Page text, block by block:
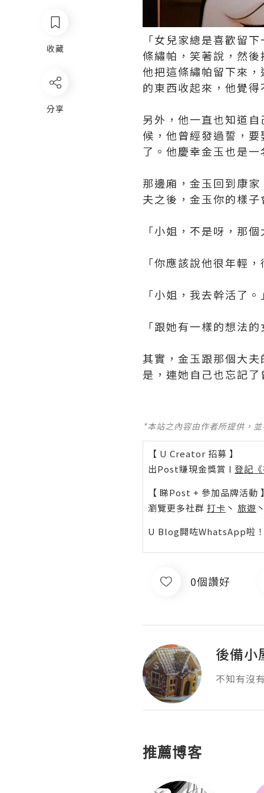
收藏
分享
「女兒家總是喜歡留
條繡帕，笑著說，然
他把這條繡帕留下來
的東西收起來，他覺
另外，他一直也知道
候，他曾經發過誓，
了。他慶幸金玉也是
那邊廂，金玉回到康
夫之後，金玉你的樣
「小姐，不是呀，那
「你應該說他很年輕
「小姐，我去幹活了
「跟她有一樣的想法
其實，金玉跟那個大
是，連她自己也忘記
*本站之內容由作者所提供，
【 U Creator 招募 】
出Post賺現金獎賞 l 登記
【 睇Post + 參加品牌活動
瀏覽更多社群 打卡 丶 旅遊
U Blog開咗WhatsApp啦
0個讚好
後備小
不知有沒
推薦博客